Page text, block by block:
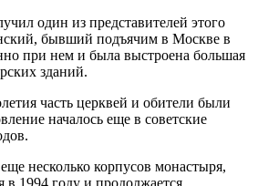
один из представителей этого
бывший подъячим в Москве в
при нем и была выстроена большая
зданий.
часть церквей и обители были
началось еще в советские
несколько корпусов монастыря,
в 1994 году и продолжается